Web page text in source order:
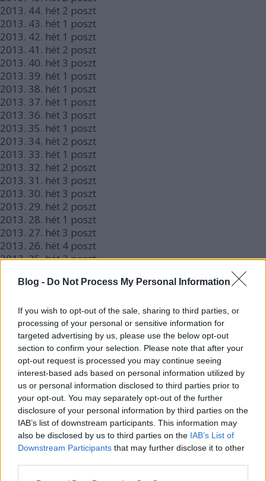
Blog - Do Not Process My Personal Information
If you wish to opt-out of the sale, sharing to third parties, or
processing of your personal or sensitive information for
targeted advertising by us, please use the below opt-out
section to confirm your selection. Please note that after your
opt-out request is processed you may continue seeing
interest-based ads based on personal information utilized by
us or personal information disclosed to third parties prior to
your opt-out. You may separately opt-out of the further
disclosure of your personal information by third parties on the
IAB’s list of downstream participants. This information may
also be disclosed by us to third parties on the IAB’s List of
Downstream Participants that may further disclose it to other
2013. 44. hét 2 poszt
2013. 43. hét 1 poszt
2013. 42. hét 1 poszt
2013. 41. hét 2 poszt
2013. 40. hét 3 poszt
2013. 39. hét 1 poszt
2013. 38. hét 1 poszt
2013. 37. hét 1 poszt
2013. 36. hét 3 poszt
2013. 35. hét 1 poszt
2013. 34. hét 2 poszt
2013. 33. hét 1 poszt
2013. 32. hét 2 poszt
2013. 31. hét 3 poszt
2013. 30. hét 3 poszt
2013. 29. hét 2 poszt
2013. 28. hét 1 poszt
2013. 27. hét 3 poszt
2013. 26. hét 4 poszt
2013.25. hét2poszt
2013.23. hét 1poszt
2013.21. hét 3 poszt
2013.20. hét 2poszt
2013.19. hét3poszt
2013.18. hét2poszt
2013.17. hét 2poszt
2013.16. hét2poszt
2013. 15. hét2poszt
2013.14. hét1 poszt
2013.13. hét4poszt
2013.12. hét 3 poszt
2013.11. hét 5poszt
2013. 10. hét 5
poszt
2013.9. hét3poszt